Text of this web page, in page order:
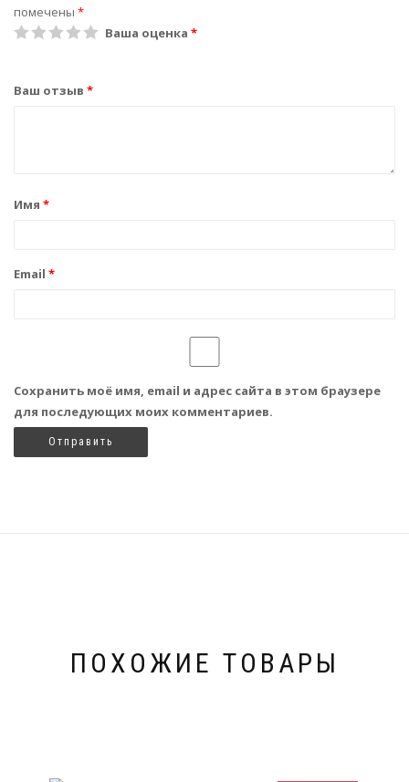
помечены *
Ваша оценка *
1
2
3
4
5
Ваш отзыв *
Имя *
Email *
Сохранить моё имя, email и адрес сайта в этом браузере
для последующих моих комментариев.
ПОХОЖИЕ ТОВАРЫ